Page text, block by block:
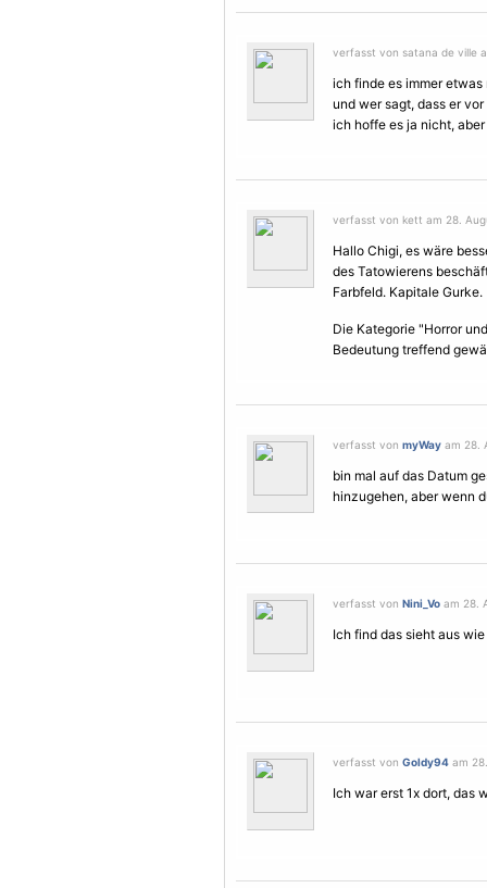
verfasst von satana de ville
ich finde es immer
und wer sagt, dass er
ich hoffe es ja nicht,
verfasst von kett am 28.
Hallo Chigi, es wäre
des Tatowierens
Farbfeld. Kapitale Gurke.
Die Kategorie "Horror
Bedeutung treffend
verfasst von myWay am 28.
bin mal auf das Datum
hinzugehen, aber wenn
verfasst von Nini_Vo am 28.
Ich find das sieht aus
verfasst von Goldy94 am
Ich war erst 1x dort, das